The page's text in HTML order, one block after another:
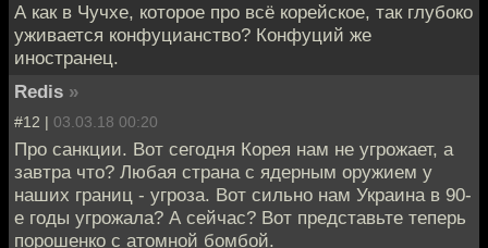
А как в Чучхе, которое про всё корейское, так глубоко
уживается конфуцианство? Конфуций же
иностранец.
Redis »
#12 | 03.03.18 00:20
Про санкции. Вот сегодня Корея нам не угрожает, а
завтра что? Любая страна с ядерным оружием у
наших границ - угроза. Вот сильно нам Украина в 90-
е годы угрожала? А сейчас? Вот представьте теперь
порошенко с атомной бомбой.